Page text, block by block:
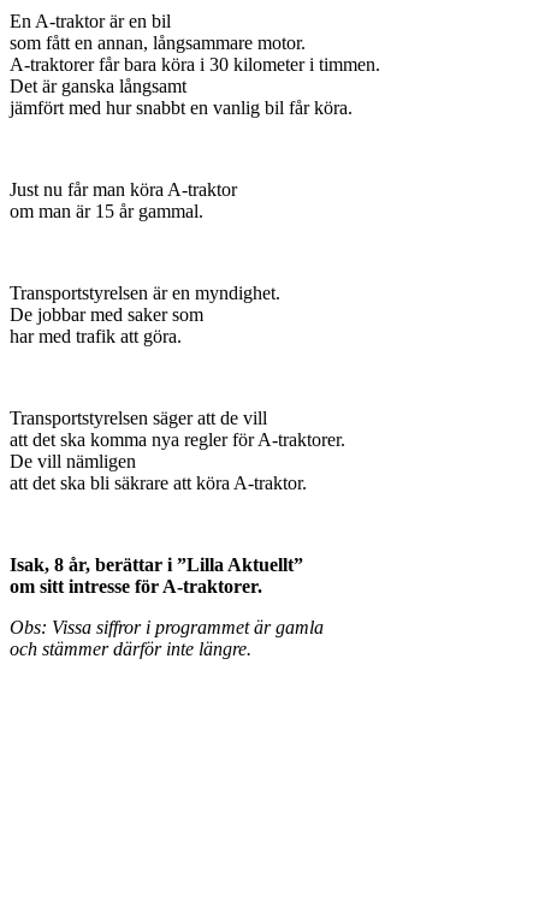
En A-traktor är en bil
som fått en annan, långsammare motor.
A-traktorer får bara köra i 30 kilometer i timmen.
Det är ganska långsamt
jämfört med hur snabbt en vanlig bil får köra.
Just nu får man köra A-traktor
om man är 15 år gammal.
Transportstyrelsen är en myndighet.
De jobbar med saker som
har med trafik att göra.
Transportstyrelsen säger att de vill
att det ska komma nya regler för A-traktorer.
De vill nämligen
att det ska bli säkrare att köra A-traktor.
Isak, 8 år, berättar i ”Lilla Aktuellt”
om sitt intresse för A-traktorer.
Obs: Vissa siffror i programmet är gamla
och stämmer därför inte längre.